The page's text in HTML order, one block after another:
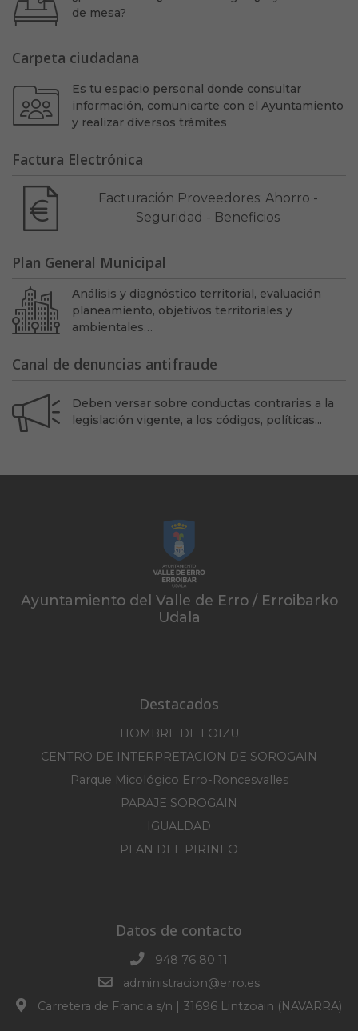
de mesa?
Carpeta ciudadana
Es tu espacio personal donde consultar
información, comunicarte con el Ayuntamiento
y realizar diversos trámites
Factura Electrónica
Facturación Proveedores: Ahorro -
Seguridad - Beneficios
Plan General Municipal
Análisis y diagnóstico territorial, evaluación
planeamiento, objetivos territoriales y
ambientales…
Canal de denuncias antifraude
Deben versar sobre conductas contrarias a la
legislación vigente, a los códigos, políticas...
Ayuntamiento del Valle de Erro / Erroibarko
Udala
Destacados
HOMBRE DE LOIZU
CENTRO DE INTERPRETACION DE SOROGAIN
Parque Micológico Erro-Roncesvalles
PARAJE SOROGAIN
IGUALDAD
PLAN DEL PIRINEO
Datos de contacto
948 76 80 11
administracion@erro.es
Carretera de Francia s/n | 31696 Lintzoain (NAVARRA)